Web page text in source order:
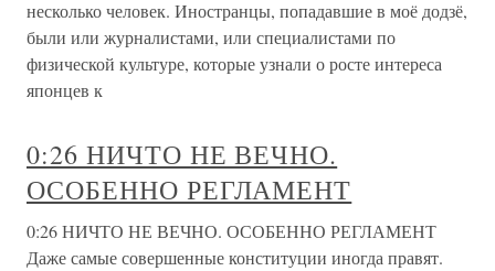
несколько человек. Иностранцы, попадавшие в моё додзё,
были или журналистами, или специалистами по
физической культуре, которые узнали о росте интереса
японцев к
0:26 НИЧТО НЕ ВЕЧНО.
ОСОБЕННО РЕГЛАМЕНТ
0:26 НИЧТО НЕ ВЕЧНО. ОСОБЕННО РЕГЛАМЕНТ
Даже самые совершенные конституции иногда правят.